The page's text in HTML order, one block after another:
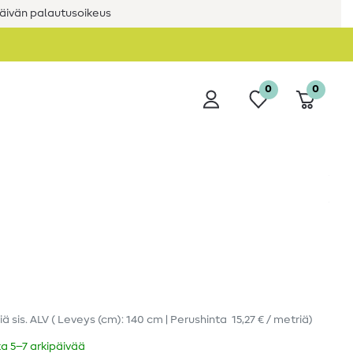
palautusoikeus
0 0
sis. ALV ( Leveys (cm): 140 cm | Perushinta 15,27 € / metriä)
5–7 arkipäivää